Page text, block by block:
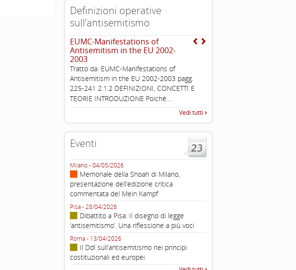
Definizioni operative
sull’antisemitismo
EUMC-Manifestations of
Antisemitism in the EU 2002-
2003
Tratto da: EUMC-Manifestations of
Antisemitism in the EU 2002-2003 pagg.
225-241 2.1.2 DEFINIZIONI, CONCETTI E
TEORIE INTRODUZIONE Poiché...
Vedi tutti
Eventi
Milano - 04/05/2026
Memoriale della Shoah di Milano,
presentazione dell’edizione critica
commentata del Mein Kampf
Pisa - 28/04/2026
Dibattito a Pisa: Il disegno di legge
‘antisemitismo’. Una riflessione a più voci
Roma - 13/04/2026
Il Ddl sull’antisemitismo nei principi
costituzionali ed europei